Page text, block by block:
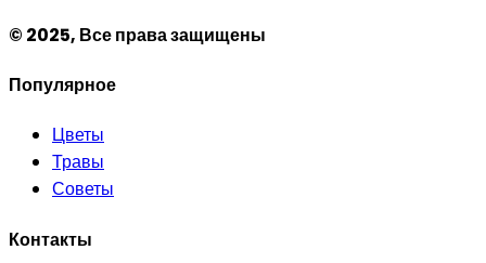
© 2025, Все права защищены
Популярное
Цветы
Травы
Советы
Контакты